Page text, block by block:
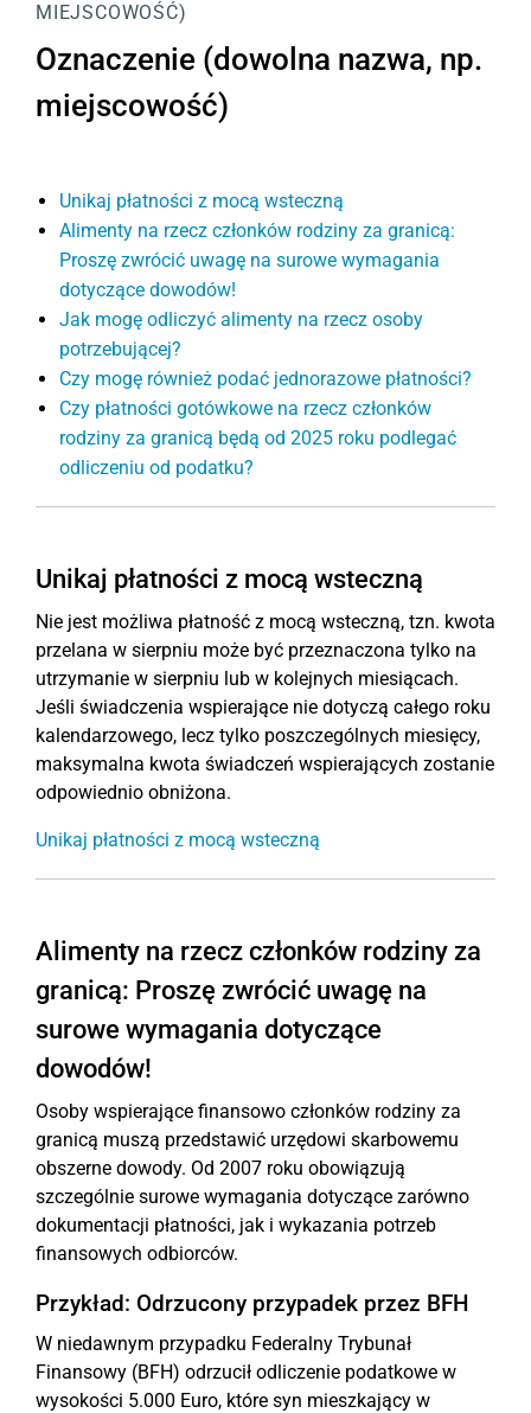
MIEJSCOWOŚĆ)
Oznaczenie (dowolna nazwa, np.
miejscowość)
Unikaj płatności z mocą wsteczną
Alimenty na rzecz członków rodziny za granicą:
Proszę zwrócić uwagę na surowe wymagania
dotyczące dowodów!
Jak mogę odliczyć alimenty na rzecz osoby
potrzebującej?
Czy mogę również podać jednorazowe płatności?
Czy płatności gotówkowe na rzecz członków
rodziny za granicą będą od 2025 roku podlegać
odliczeniu od podatku?
Unikaj płatności z mocą wsteczną
Nie jest możliwa płatność z mocą wsteczną, tzn. kwota
przelana w sierpniu może być przeznaczona tylko na
utrzymanie w sierpniu lub w kolejnych miesiącach.
Jeśli świadczenia wspierające nie dotyczą całego roku
kalendarzowego, lecz tylko poszczególnych miesięcy,
maksymalna kwota świadczeń wspierających zostanie
odpowiednio obniżona.
Unikaj płatności z mocą wsteczną
Alimenty na rzecz członków rodziny za
granicą: Proszę zwrócić uwagę na
surowe wymagania dotyczące
dowodów!
Osoby wspierające finansowo członków rodziny za
granicą muszą przedstawić urzędowi skarbowemu
obszerne dowody. Od 2007 roku obowiązują
szczególnie surowe wymagania dotyczące zarówno
dokumentacji płatności, jak i wykazania potrzeb
finansowych odbiorców.
Przykład: Odrzucony przypadek przez BFH
W niedawnym przypadku Federalny Trybunał
Finansowy (BFH) odrzucił odliczenie podatkowe w
wysokości 5.000 Euro, które syn mieszkający w